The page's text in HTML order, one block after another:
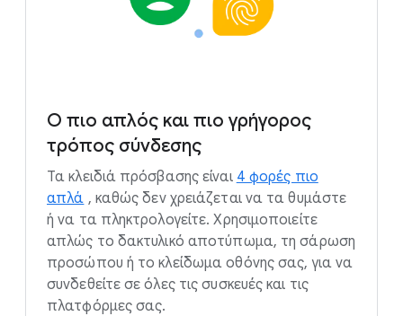
Ο πιο απλός και πιο γρήγορος
τρόπος σύνδεσης
Τα κλειδιά πρόσβασης είναι 4 φορές πιο
απλά , καθώς δεν χρειάζεται να τα θυμάστε
ή να τα πληκτρολογείτε. Χρησιμοποιείτε
απλώς το δακτυλικό αποτύπωμα, τη σάρωση
προσώπου ή το κλείδωμα οθόνης σας, για να
συνδεθείτε σε όλες τις συσκευές και τις
πλατφόρμες σας.